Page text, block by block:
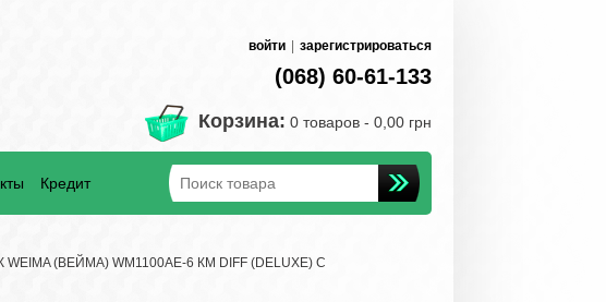
войти зарегистрироваться
(068) 60-61-133
Корзина: 0 товаров - 0,00 грн
Кредит
(ВЕЙМА) WM1100АЕ-6 КМ DIFF (DELUXE) С